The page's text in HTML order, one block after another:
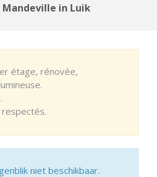
Mandeville in Luik
étage, rénovée,
niet beschikbaar.